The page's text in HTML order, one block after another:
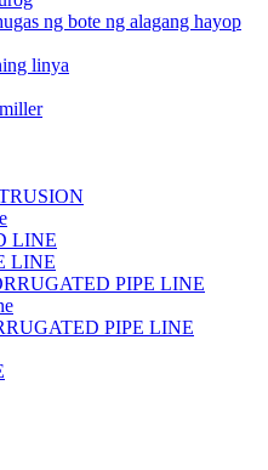
ng bote ng alagang hayop
linya
LINE
LINE
PIPE LINE
PIPE LINE